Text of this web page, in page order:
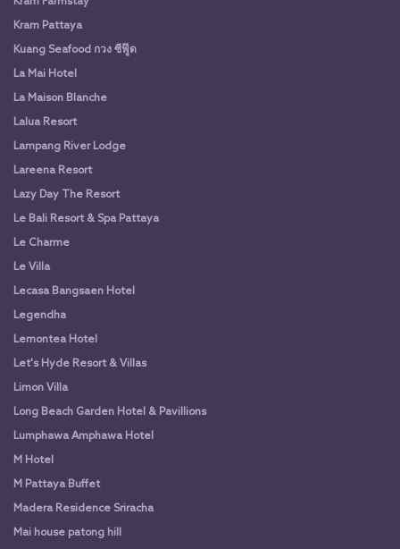
Kram Pattaya
Kuang Seafood กวง ซีฟู๊ด
La Mai Hotel
La Maison Blanche
Lalua Resort
Lampang River Lodge
Lareena Resort
Lazy Day The Resort
Le Bali Resort & Spa Pattaya
Le Charme
Le Villa
Lecasa Bangsaen Hotel
Legendha
Lemontea Hotel
Let's Hyde Resort & Villas
Limon Villa
Long Beach Garden Hotel & Pavillions
Lumphawa Amphawa Hotel
M Hotel
M Pattaya Buffet
Madera Residence Sriracha
Mai house patong hill